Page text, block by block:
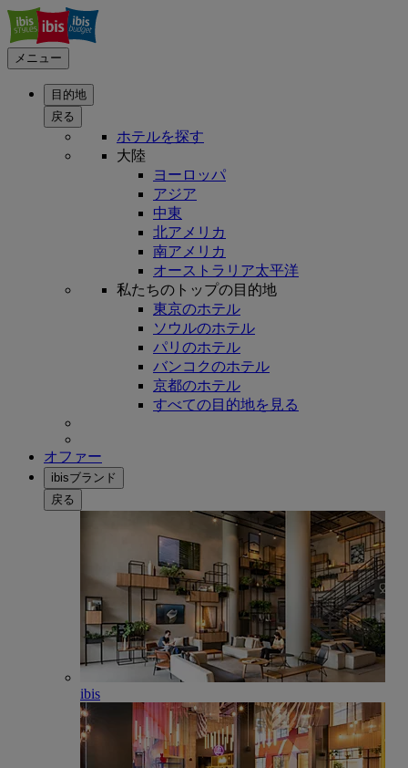
メニュー
目的地
戻る
ホテルを探す
大陸
ヨーロッパ
アジア
中東
北アメリカ
南アメリカ
オーストラリア太平洋
私たちのトップの目的地
東京のホテル
ソウルのホテル
パリのホテル
バンコクのホテル
京都のホテル
すべての目的地を見る
オファー
ibisブランド
戻る
ibis